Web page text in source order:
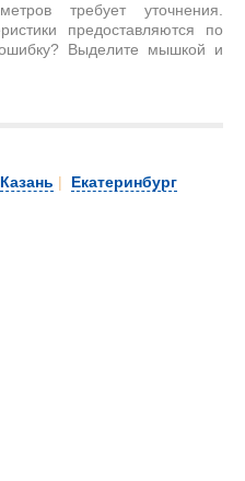
требует уточнения.
предоставляются по
Выделите мышкой и
Казань | Екатеринбург